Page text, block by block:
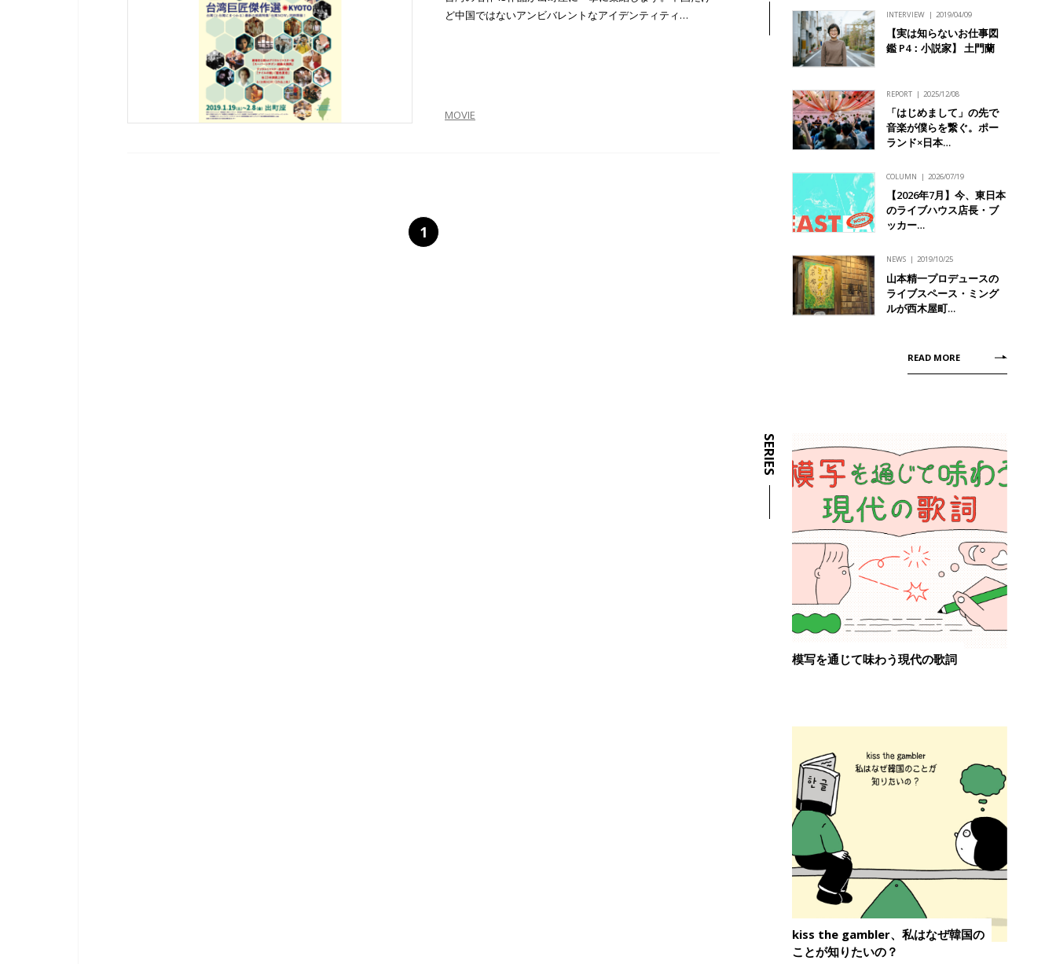
ど中国ではないアンビバレントなアイデンティティ…
MOVIE
1
INTERVIEW 2019/04/09
【実は知らないお仕事図
鑑 P4：小説家】 土門蘭
REPORT 2025/12/08
「はじめまして」の先で
音楽が僕らを繋ぐ。ポー
ランド×日本…
COLUMN 2026/07/19
【2026年7月】今、東日本
のライブハウス店長・ブ
ッカー…
NEWS 2019/10/25
山本精一プロデュースの
ライブスペース・ミング
ルが西木屋町…
READ MORE
SERIES
模写を通じて味わう現代の歌詞
kiss the gambler、私はなぜ韓国の
ことが知りたいの？